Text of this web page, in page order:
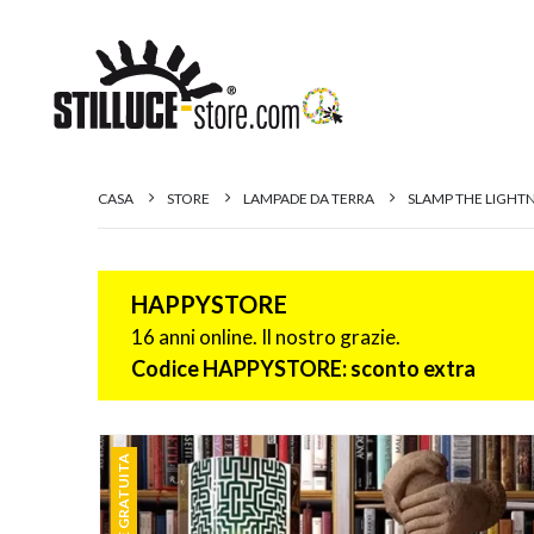
CASA STORE LAMPADE DA TERRA SLAMP THE
HAPPYSTORE
16 anni online. Il nostro grazie.
Codice HAPPYSTORE: sconto extra